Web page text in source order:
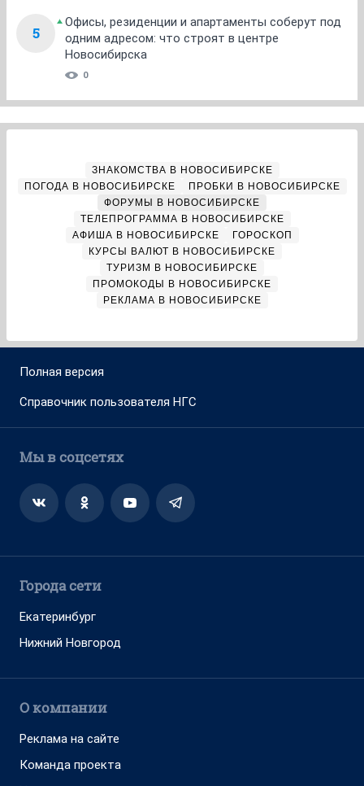
5
Офисы, резиденции и апартаменты соберут под
одним адресом: что строят в центре
Новосибирска
0
ЗНАКОМСТВА В НОВОСИБИРСКЕ
ПОГОДА В НОВОСИБИРСКЕ
ПРОБКИ В НОВОСИБИРСКЕ
ФОРУМЫ В НОВОСИБИРСКЕ
ТЕЛЕПРОГРАММА В НОВОСИБИРСКЕ
АФИША В НОВОСИБИРСКЕ
ГОРОСКОП
КУРСЫ ВАЛЮТ В НОВОСИБИРСКЕ
ТУРИЗМ В НОВОСИБИРСКЕ
ПРОМОКОДЫ В НОВОСИБИРСКЕ
РЕКЛАМА В НОВОСИБИРСКЕ
Полная версия
Справочник пользователя НГС
Мы в соцсетях
Города сети
Екатеринбург
Нижний Новгород
О компании
Реклама на сайте
Команда проекта